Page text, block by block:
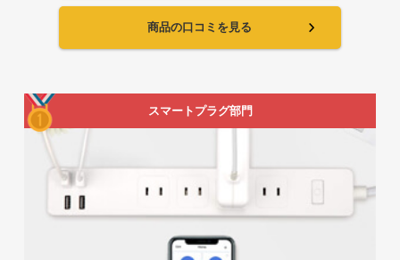
商品の口コミを見る
スマートプラグ部門